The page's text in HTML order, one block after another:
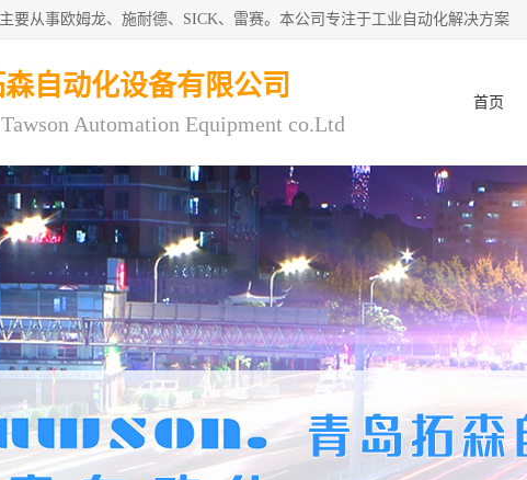
要从事欧姆龙、施耐德、SICK、雷赛。本公司专注于工业自动化解决方案
自动化设备有限公司
Automation Equipment co.Ltd
首页
人才招聘